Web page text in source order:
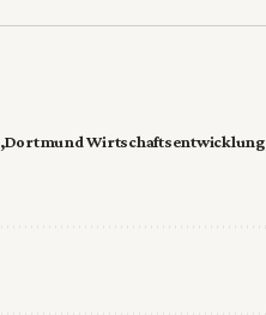
Dortmund Wirtschaftsentwicklung